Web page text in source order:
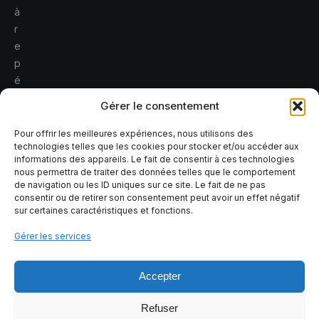
Gérer le consentement
Pour offrir les meilleures expériences, nous utilisons des
technologies telles que les cookies pour stocker et/ou accéder aux
informations des appareils. Le fait de consentir à ces technologies
nous permettra de traiter des données telles que le comportement
de navigation ou les ID uniques sur ce site. Le fait de ne pas
consentir ou de retirer son consentement peut avoir un effet négatif
sur certaines caractéristiques et fonctions.
Gérer les services
Accepter
Refuser
à
r
e
p
é
r
l
e
s
r
i
s
u